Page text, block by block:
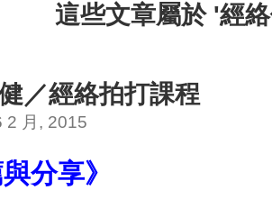
這些文章屬於 '經
／經絡拍打課程
2 月, 2015
分享》